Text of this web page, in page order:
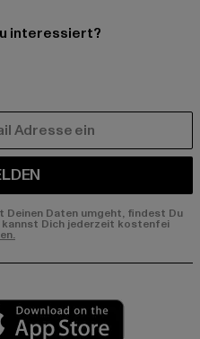
interessiert?
Daten umgeht, findest Du
Dich jederzeit kostenfei